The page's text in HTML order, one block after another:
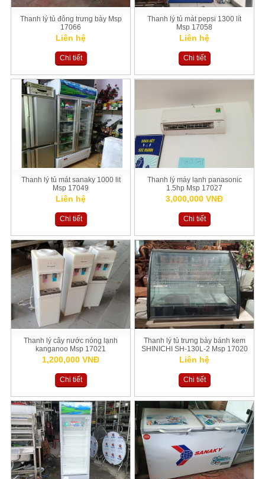
Thanh lý tủ đông trưng bày Msp
17066
Liên hệ
Chi tiết
Thanh lý tủ mát pepsi 1300 lít
Msp 17058
Liên hệ
Chi tiết
Thanh lý tủ mát sanaky 1000 lit
Msp 17049
Liên hệ
Chi tiết
Thanh lý máy lạnh panasonic
1.5hp Msp 17027
3,000,000 VNĐ
Chi tiết
Thanh lý cây nước nóng lạnh
kanganoo Msp 17021
1,200,000 VNĐ
Chi tiết
Thanh lý tủ trưng bày bánh kem
SHINICHI SH-130L-2 Msp 17020
Liên hệ
Chi tiết